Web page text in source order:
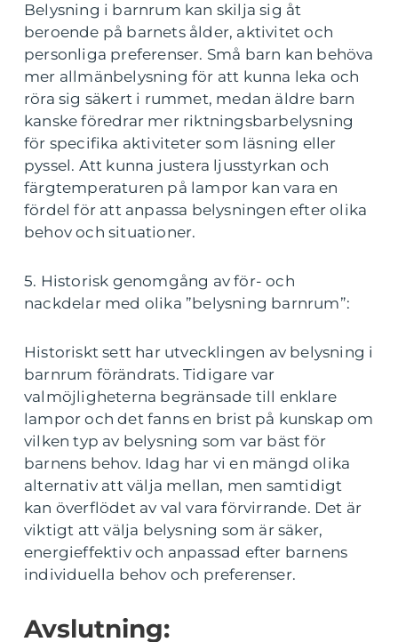
Belysning i barnrum kan skilja sig åt
beroende på barnets ålder, aktivitet och
personliga preferenser. Små barn kan behöva
mer allmänbelysning för att kunna leka och
röra sig säkert i rummet, medan äldre barn
kanske föredrar mer riktningsbarbelysning
för specifika aktiviteter som läsning eller
pyssel. Att kunna justera ljusstyrkan och
färgtemperaturen på lampor kan vara en
fördel för att anpassa belysningen efter olika
behov och situationer.
5. Historisk genomgång av för- och
nackdelar med olika ”belysning barnrum”:
Historiskt sett har utvecklingen av belysning i
barnrum förändrats. Tidigare var
valmöjligheterna begränsade till enklare
lampor och det fanns en brist på kunskap om
vilken typ av belysning som var bäst för
barnens behov. Idag har vi en mängd olika
alternativ att välja mellan, men samtidigt
kan överflödet av val vara förvirrande. Det är
viktigt att välja belysning som är säker,
energieffektiv och anpassad efter barnens
individuella behov och preferenser.
Avslutning: